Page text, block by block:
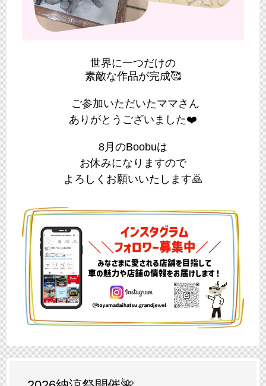
世界に一つだけの
素敵な作品が完成🥰
ご参加いただいたママさん
ありがとうございました❤️
8月のBoobuは
お休みになりますので
よろしくお願いいたします🙇